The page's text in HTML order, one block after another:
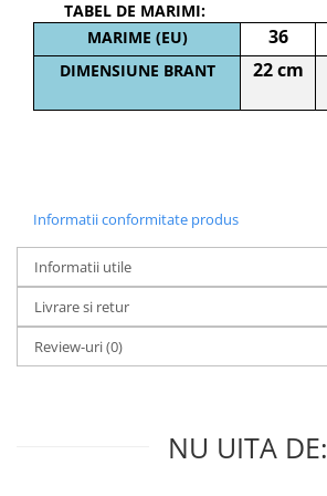
TABEL DE MARIMI:
MARIME (EU)
36
DIMENSIUNE BRANT 22 cm
Informatii conformitate produs
Informatii utile
Livrare si retur
Review-uri(0)
NU UITA DE: